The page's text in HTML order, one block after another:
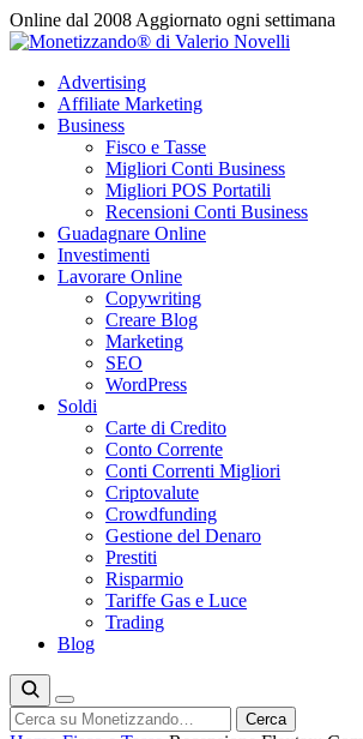
Vai
al
Online dal 2008 Aggiornato ogni settimana
Advertising
Affiliate Marketing
Business
Fisco e Tasse
Migliori Conti Business
Migliori POS Portatili
Recensioni Conti Business
Guadagnare Online
Investimenti
Lavorare Online
Copywriting
Creare Blog
Marketing
SEO
WordPress
Soldi
Carte di Credito
Conto Corrente
Conti Correnti Migliori
Criptovalute
Crowdfunding
Gestione del Denaro
Prestiti
Risparmio
Tariffe Gas e Luce
Trading
Blog
Cerca Cerca